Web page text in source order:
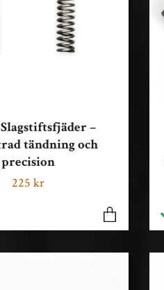
Slagstiftsfjäder –
tändning och
precision
225 kr